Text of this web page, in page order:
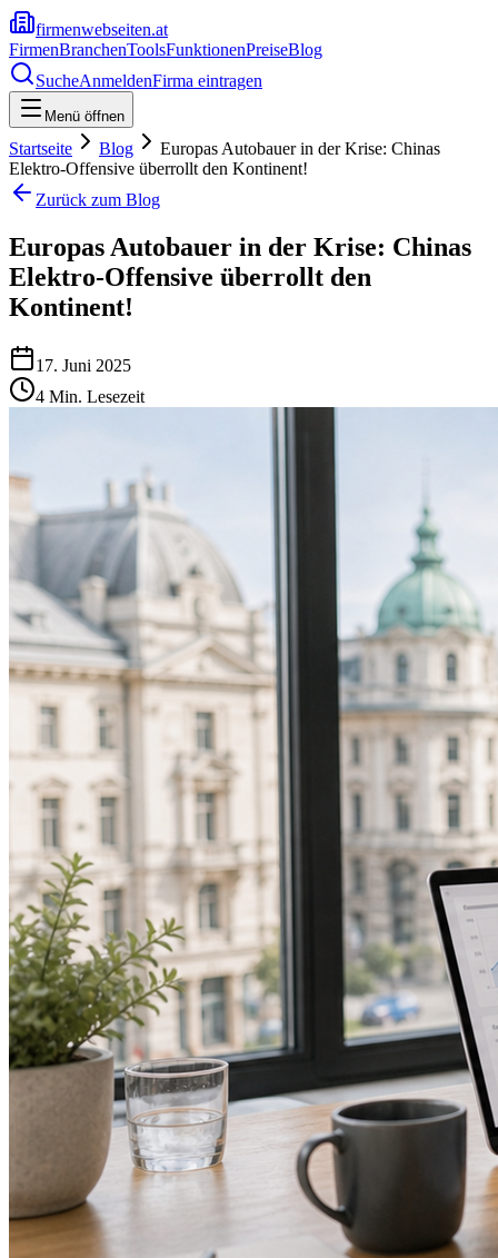
firmenwebseiten.at
FirmenBranchenToolsFunktionenPreiseBlog
SucheAnmeldenFirma eintragen
Menü öffnen
Startseite Blog
Europas Autobauer in der Krise: Chinas
Elektro-Offensive überrollt den Kontinent!
Zurück zum Blog
Europas Autobauer in der Krise: Chinas
Elektro-Offensive überrollt den
Kontinent!
17. Juni 2025
4 Min. Lesezeit